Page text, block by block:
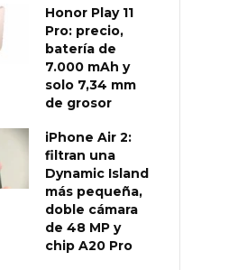
Honor Play 11
Pro: precio,
batería de
7.000 mAh y
solo 7,34 mm
de grosor
iPhone Air 2:
filtran una
Dynamic Island
más pequeña,
doble cámara
de 48 MP y
chip A20 Pro